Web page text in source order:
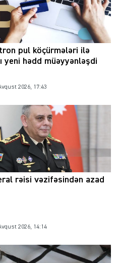
pul köçürmələri ilə
yeni hədd müəyyənləşdi
2026, 17:43
rəisi vəzifəsindən azad
2026, 14:14
haradadır?